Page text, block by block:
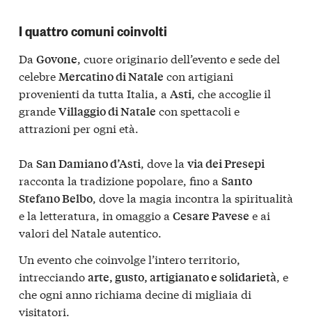
I quattro comuni coinvolti
Da Govone, cuore originario dell’evento e sede del
celebreMercatino di Natale con artigiani
provenienti da tutta Italia, a Asti, che accoglie il
grandeVillaggio di Natale con spettacoli e
attrazioni per ogni età.
Da San Damiano d’Asti, dove la via dei Presepi
racconta la tradizione popolare, fino a Santo
Stefano Belbo, dove la magia incontra la spiritualità
e la letteratura, in omaggio a Cesare Pavese e ai
valori del Natale autentico.
Un evento che coinvolge l’intero territorio,
intrecciandoarte, gusto, artigianato e solidarietà, e
che ogni anno richiama decine di migliaia di
visitatori.